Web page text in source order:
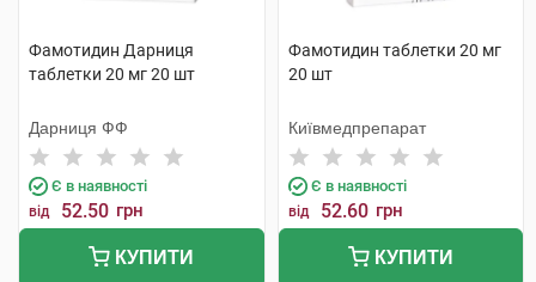
Фамотидин Дарниця
таблетки 20 мг 20 шт
Дарниця ФФ
Є в наявності
від 52.50 грн
КУПИТИ
Фамотидин таблетки 20 мг
20 шт
Київмедпрепарат
Є в наявності
від 52.60 грн
КУПИТИ